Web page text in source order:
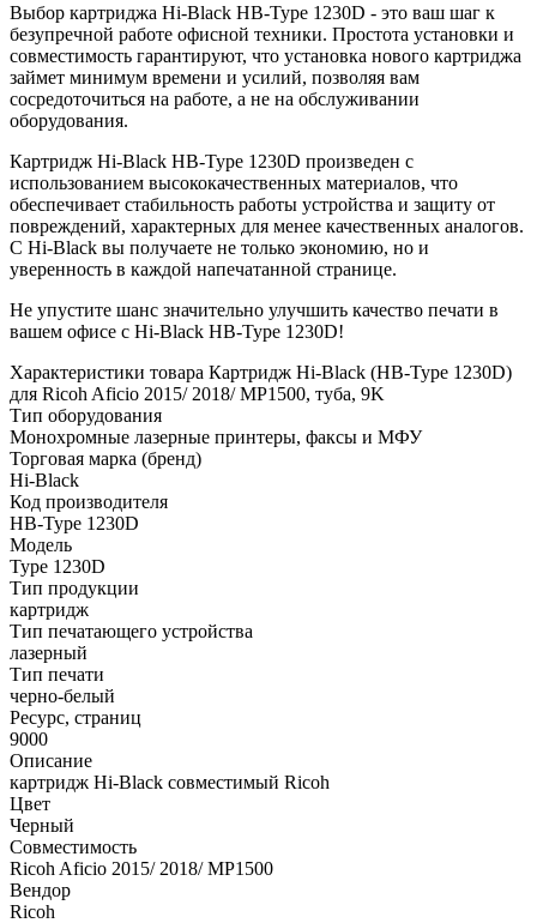
Выбор картриджа Hi-Black HB-Type 1230D - это ваш шаг к
безупречной работе офисной техники. Простота установки и
совместимость гарантируют, что установка нового картриджа
займет минимум времени и усилий, позволяя вам
сосредоточиться на работе, а не на обслуживании
оборудования.
Картридж Hi-Black HB-Type 1230D произведен с
использованием высококачественных материалов, что
обеспечивает стабильность работы устройства и защиту от
повреждений, характерных для менее качественных аналогов.
С Hi-Black вы получаете не только экономию, но и
уверенность в каждой напечатанной странице.
Не упустите шанс значительно улучшить качество печати в
вашем офисе с Hi-Black HB-Type 1230D!
Характеристики товара Картридж Hi-Black (HB-Type 1230D)
для Ricoh Aficio 2015/ 2018/ MP1500, туба, 9K
Тип оборудования
Монохромные лазерные принтеры, факсы и МФУ
Торговая марка (бренд)
Hi-Black
Код производителя
HB-Type 1230D
Модель
Type 1230D
Тип продукции
картридж
Тип печатающего устройства
лазерный
Тип печати
черно-белый
Ресурс, страниц
9000
Описание
картридж Hi-Black совместимый Ricoh
Цвет
Черный
Совместимость
Ricoh Aficio 2015/ 2018/ MP1500
Вендор
Ricoh